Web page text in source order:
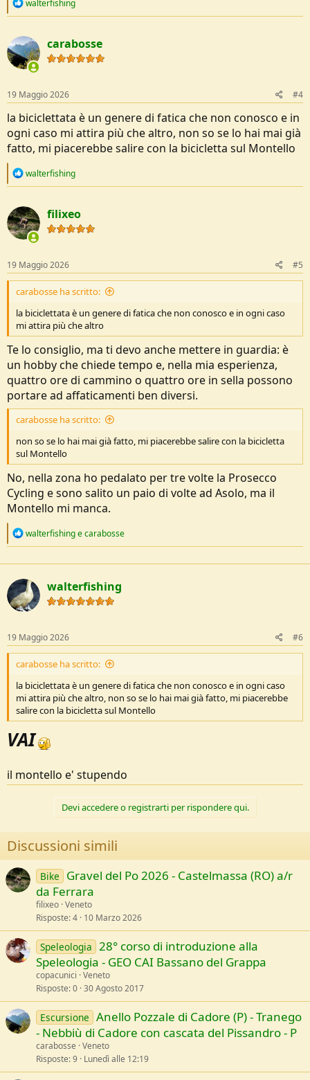
c
t
i
o
s
:
walterfishing
carabosse
19 Maggio 2026 #4
la biciclettata è un genere di fatica che non conosco e in
ogni caso mi attira più che altro, non so se lo hai mai già
fatto, mi piacerebbe salire con la bicicletta sul Montello
R
c
t
i
o
s
:
walterfishing
filixeo
19 Maggio 2026 #5
carabosse ha scritto:
la biciclettata è un genere di fatica che non conosco e in ogni caso
mi attira più che altro
Te lo consiglio, ma ti devo anche mettere in guardia: è
un hobby che chiede tempo e, nella mia esperienza,
quattro ore di cammino o quattro ore in sella possono
portare ad affaticamenti ben diversi.
carabosse ha scritto:
non so se lo hai mai già fatto, mi piacerebbe salire con la bicicletta
sul Montello
No, nella zona ho pedalato per tre volte la Prosecco
Cycling e sono salito un paio di volte ad Asolo, ma il
Montello mi manca.
R
c
t
i
o
n
:
walterfishingecarabosse
walterfishing
19 Maggio 2026 #6
carabosse ha scritto:
la biciclettata è un genere di fatica che non conosco e in ogni caso
mi attira più che altro, non so se lo hai mai già fatto, mi piacerebbe
salire con la bicicletta sul Montello
VAI
il montello e' stupendo
Devi accedere o registrarti per rispondere qui.
Discussioni simili
Bike
Gravel del Po 2026 - Castelmassa (RO) a/r
da Ferrara
filixeo Veneto
Risposte 4 10 Marzo 2026
Speleologia 28° corso di introduzione alla
Speleologia - GEO CAI Bassano del Grappa
copacunici Veneto
Risposte 0 30 Agosto 2017
Escursione Anello Pozzale di Cadore (P) - Tranego
- Nebbiù di Cadore con cascata del Pissandro - P
carabosse Veneto
Risposte 9 Lunedì alle 12:19